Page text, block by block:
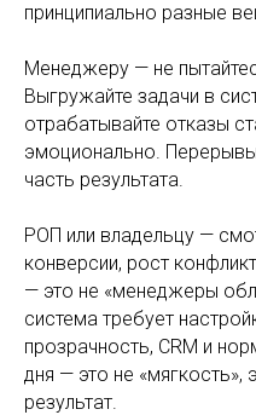
принципиально разные
Менеджеру — не
Выгружайте задачи в
отрабатывайте отказы
эмоционально.
часть результата.
РОП или владельцу —
конверсии, рост
— это не «менеджеры
система требует
прозрачность, CRM и
дня — это не «мягкость»,
результат.